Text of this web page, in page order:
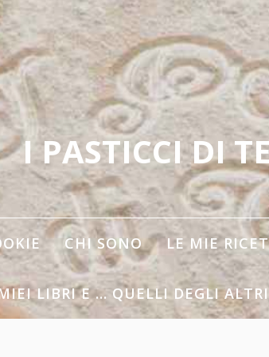
I PASTICCI DI
CHI SONO LE MIE
LIBRI E … QUELLI DEGLI ALTRI